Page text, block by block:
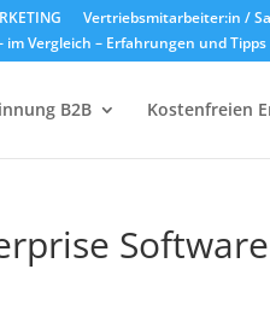
Vertriebsmitarbeiter:in /
Vergleich – Erfahrungen und Tipps
B2B Kostenfreien